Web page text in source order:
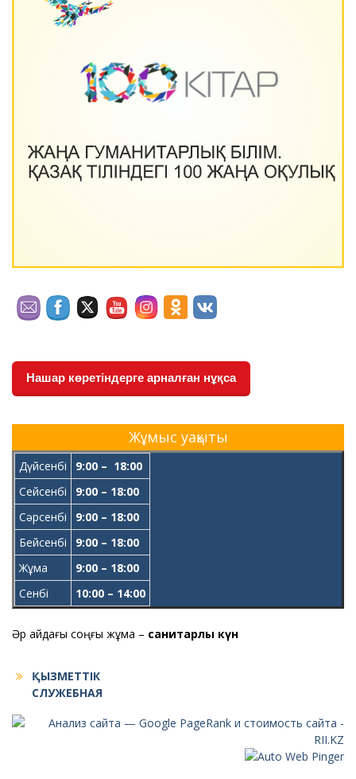
Нашар көретіндерге арналған нұқса
Жұмыс уақыты
Дүйсенбі
9:00 – 18:00
Сейсенбі
9:00 – 18:00
Сәрсенбі
9:00 – 18:00
Бейсенбі
9:00 – 18:00
Жұма
9:00 – 18:00
Сенбі
10:00 – 14:00
Әр айдағы соңғы жұма – санитарлық күн
ҚЫЗМЕТТІК
СЛУЖЕБНАЯ